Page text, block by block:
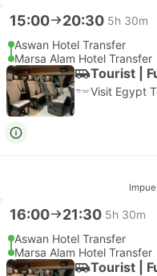
15:00 20:30 5h 30m
Aswan Hotel Transfer
Marsa Alam Hotel Transfer
Tourist |
Visit Egypt
16:00 21:30 5h 30m
Aswan Hotel Transfer
Marsa Alam Hotel Transfer
Tourist |